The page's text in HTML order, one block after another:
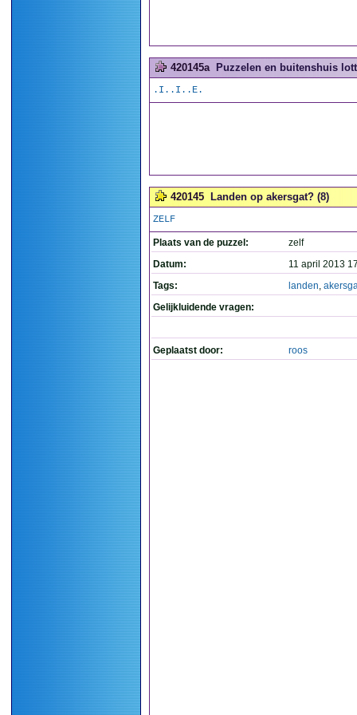
420145a Puzzelen en buitenshuis
.I..I..E.
420145 Landen op akersgat? (8)
ZELF
Plaats van de puzzel:
zelf
Datum:
11 april 2013
Tags:
landen,
Gelijkluidende vragen:
Geplaatst door: roos